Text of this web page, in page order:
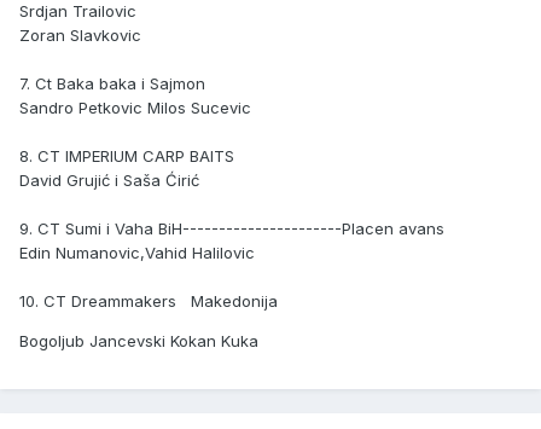
Srdjan Trailovic
Zoran Slavkovic
7. Ct Baka baka i Sajmon
Sandro Petkovic Milos Sucevic
8. CT IMPERIUM CARP BAITS
David Grujić i Saša Ćirić
9. CT Sumi i Vaha BiH----------------------Placen avans
Edin Numanovic,Vahid Halilovic
10. CT Dreammakers Makedonija
Bogoljub Jancevski Kokan Kuka